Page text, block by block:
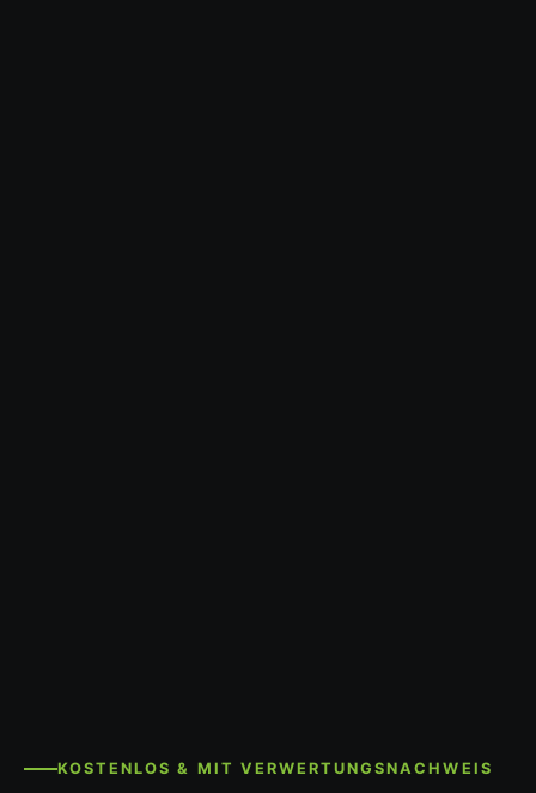
KOSTENLOS & MIT VERWERTUNGSNACHWEIS